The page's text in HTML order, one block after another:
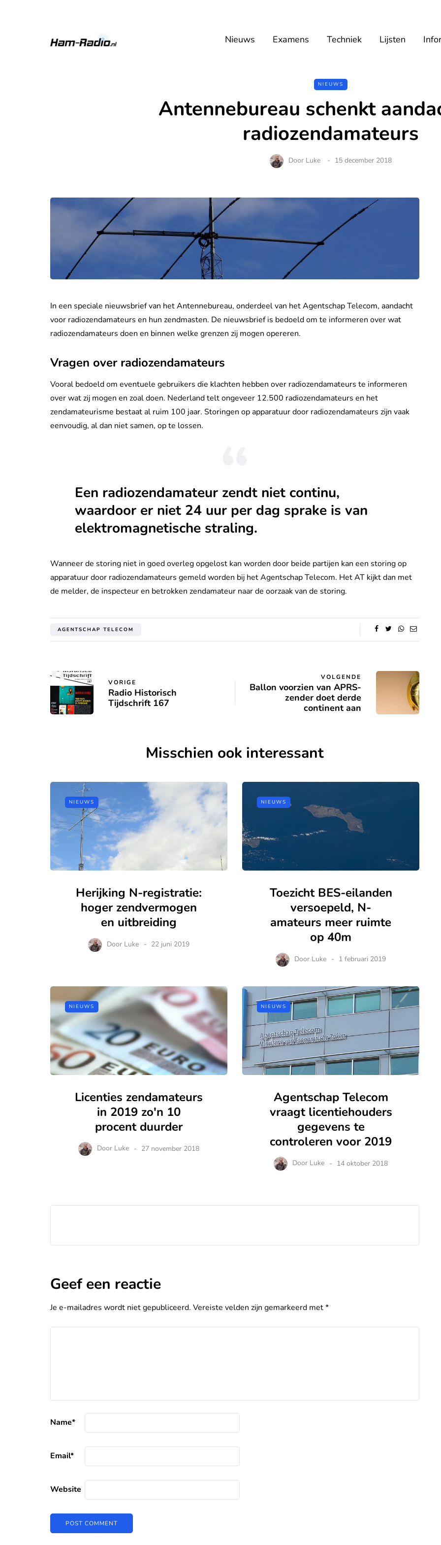
Nieuws Examens Techniek Lijsten
NIEUWS
Antennebureau schenkt
radiozendamateurs
Door Luke 15 december 2018
In een speciale nieuwsbrief van het Antennebureau, onderdeel van het Agentschap Telecom, aandacht
voor radiozendamateurs en hun zendmasten. De nieuwsbrief is bedoeld om te informeren over wat
radiozendamateurs doen en binnen welke grenzen zij mogen opereren.
Vragen over radiozendamateurs
Vooral bedoeld om eventuele gebruikers die klachten hebben over radiozendamateurs te informeren
over wat zij mogen en zoal doen. Nederland telt ongeveer 12.500 radiozendamateurs en het
zendamateurisme bestaat al ruim 100 jaar. Storingen op apparatuur door radiozendamateurs zijn vaak
eenvoudig, al dan niet samen, op te lossen.
Een radiozendamateur zendt niet continu,
waardoor er niet 24 uur per dag sprake is van
elektromagnetische straling.
Wanneer de storing niet in goed overleg opgelost kan worden door beide partijen kan een storing op
apparatuur door radiozendamateurs gemeld worden bij het Agentschap Telecom. Het AT kijkt dan met
de melder, de inspecteur en betrokken zendamateur naar de oorzaak van de storing.
AGENTSCHAP TELECOM
VORIGE
Radio Historisch
Tijdschrift 167
VOLGENDE
Ballon voorzien van APRS-
zender doet derde
continent aan
Misschien ook interessant
NIEUWS
Herijking N-registratie:
hoger zendvermogen
en uitbreiding
Door Luke 22 juni 2019
NIEUWS
Toezicht BES-eilanden
versoepeld, N-
amateurs meer ruimte
op 40m
Door Luke 1 februari 2019
NIEUWS
Licenties zendamateurs
in 2019 zo'n 10
procent duurder
Door Luke 27 november 2018
NIEUWS
Agentschap Telecom
vraagt licentiehouders
gegevens te
controleren voor 2019
Door Luke 14 oktober 2018
Geef een reactie
Je e-mailadres wordt niet gepubliceerd. Vereiste velden zijn gemarkeerd met*
Name*
Email*
Website